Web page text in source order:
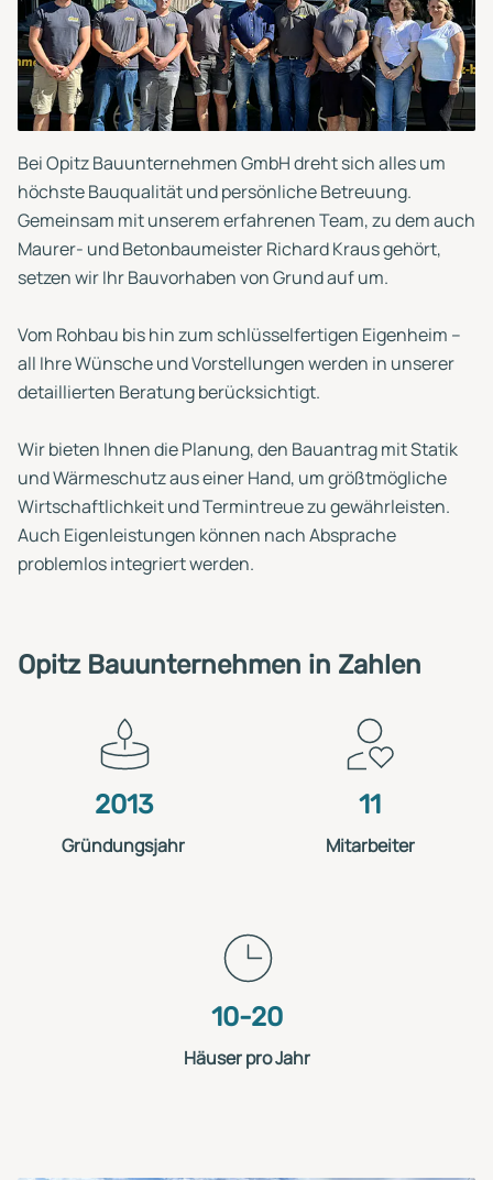
Bei Opitz Bauunternehmen GmbH dreht sich alles um
höchste Bauqualität und persönliche Betreuung.
Gemeinsam mit unserem erfahrenen Team, zu dem auch
Maurer- und Betonbaumeister Richard Kraus gehört,
setzen wir Ihr Bauvorhaben von Grund auf um.
Vom Rohbau bis hin zum schlüsselfertigen Eigenheim –
all Ihre Wünsche und Vorstellungen werden in unserer
detaillierten Beratung berücksichtigt.
Wir bieten Ihnen die Planung, den Bauantrag mit Statik
und Wärmeschutz aus einer Hand, um größtmögliche
Wirtschaftlichkeit und Termintreue zu gewährleisten.
Auch Eigenleistungen können nach Absprache
problemlos integriert werden.
Opitz Bauunternehmen in Zahlen
2013
Gründungsjahr
11
Mitarbeiter
10-20
Häuser pro Jahr